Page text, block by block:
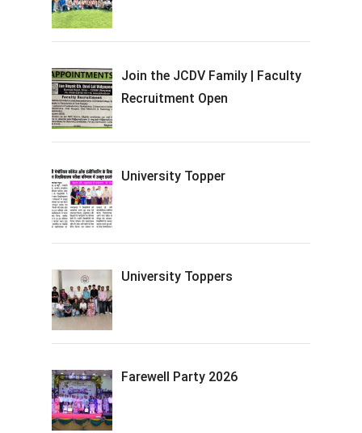
Join the JCDV Family | Faculty
Recruitment Open
University Topper
University Toppers
Farewell Party 2026